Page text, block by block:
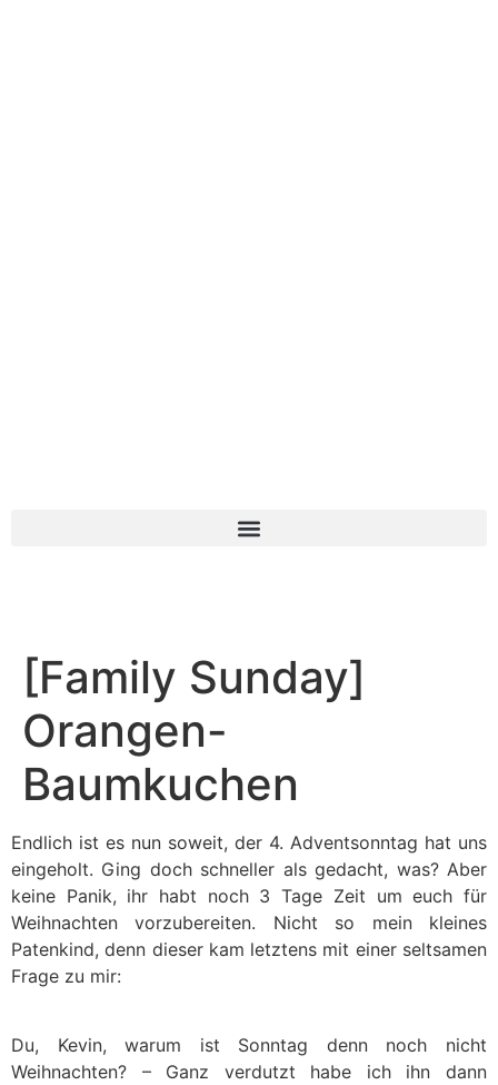
[Family Sunday]
Orangen-
Baumkuchen
Endlich ist es nun soweit, der 4. Adventsonntag hat uns
eingeholt. Ging doch schneller als gedacht, was? Aber
keine Panik, ihr habt noch 3 Tage Zeit um euch für
Weihnachten vorzubereiten. Nicht so mein kleines
Patenkind, denn dieser kam letztens mit einer seltsamen
Frage zu mir:
Du, Kevin, warum ist Sonntag denn noch nicht
Weihnachten? – Ganz verdutzt habe ich ihn dann